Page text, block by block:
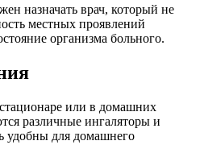
назначать врач, который не
местных проявлений
организма больного.
или в домашних
различные ингаляторы и
удобны для домашнего